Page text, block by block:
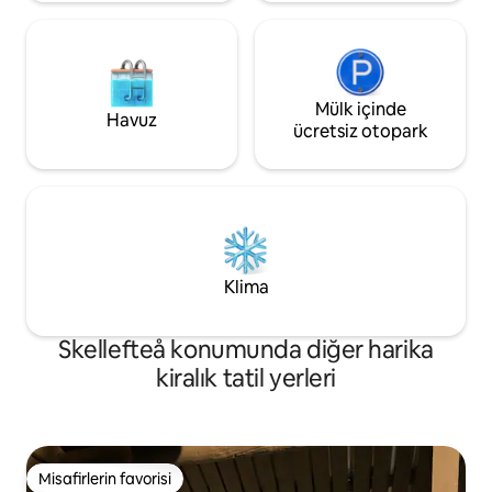
Havuz
Mülk içinde
ücretsiz otopark
Klima
Skellefteå konumunda diğer harika
kiralık tatil yerleri
Misafirlerin favorisi